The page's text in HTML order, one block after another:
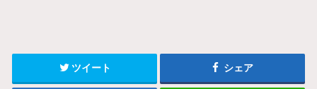
ツイート シェア